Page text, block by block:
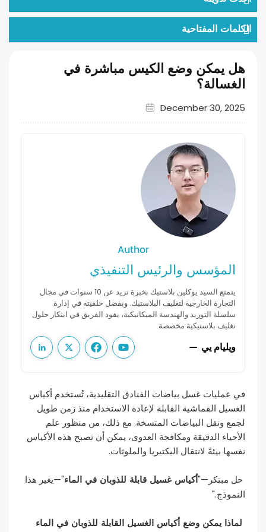
الكلمات المفتاحية
هل يمكن وضع الكيس مباشرة في
الغسالة؟
December 30, 2025
Author
المؤسس والرئيس التنفيذي
يتمتع السيد يوكلين بلاستيك بخبرة تزيد عن 10 سنوات في مجال
التجارة الخارجية لتغليف البلاستيك. وبفضل خلفيته في إدارة
سلسلة التوريد والهندسة الميكانيكية، يقود الفريق في ابتكار حلول
تغليف بلاستيكية مخصصة.
ويليام يي
في عمليات غسل بياضات الفنادق التقليدية، تُستخدم أكياس
الغسيل القماشية القابلة لإعادة الاستخدام منذ زمن طويل
لجمع ونقل البياضات المتسخة. مع ذلك، من منظور علم
الأحياء الدقيقة ومكافحة العدوى، يمكن أن تصبح هذه الأكياس
نفسها بيئةً لانتقال البكتيريا والملوثات.
حل مبتكر—"أكياس غسيل قابلة للذوبان في الماء"—يغير هذا
النموذج."
لماذا يمكن وضع أكياس الغسيل القابلة للذوبان في الماء